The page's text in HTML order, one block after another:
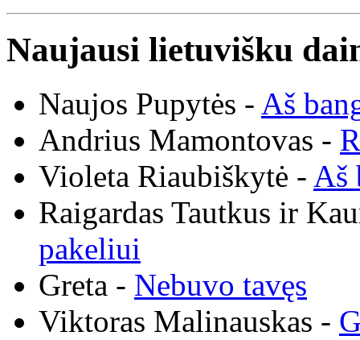
Naujausi lietuvišku
Naujos Pupytės - Aš
Andrius Mamontovas -
Violeta Riaubiškytė - Aš
Raigardas Tautkus ir
pakeliui
Greta - Nebuvo tavęs
Viktoras Malinauskas -